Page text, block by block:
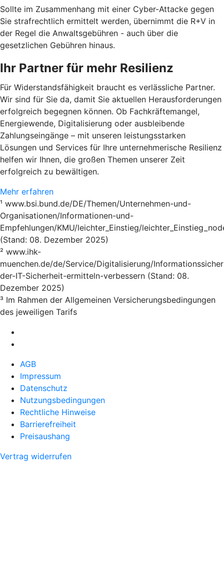
Sollte im Zusammenhang mit einer Cyber-Attacke gegen
Sie strafrechtlich ermittelt werden, übernimmt die R+V in
der Regel die Anwaltsgebühren - auch über die
gesetzlichen Gebühren hinaus.
Ihr Partner für mehr Resilienz
Für Widerstandsfähigkeit braucht es verlässliche Partner.
Wir sind für Sie da, damit Sie aktuellen Herausforderungen
erfolgreich begegnen können. Ob Fachkräftemangel,
Energiewende, Digitalisierung oder ausbleibende
Zahlungseingänge – mit unseren leistungsstarken
Lösungen und Services für Ihre unternehmerische Resilienz
helfen wir Ihnen, die großen Themen unserer Zeit
erfolgreich zu bewältigen.
Mehr erfahren
¹ www.bsi.bund.de/DE/Themen/Unternehmen-und-
Organisationen/Informationen-und-
Empfehlungen/KMU/leichter_Einstieg/
(Stand: 08. Dezember 2025)
² www.ihk-
muenchen.de/de/Service/Digitalisierung/
der-IT-Sicherheit-ermitteln-verbessern (Stand: 08.
Dezember 2025)
³ Im Rahmen der Allgemeinen Versicherungsbedingungen
des jeweiligen Tarifs
AGB
Impressum
Datenschutz
Nutzungsbedingungen
Rechtliche Hinweise
Barrierefreiheit
Preisaushang
Vertrag widerrufen